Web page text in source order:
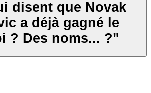
disent que Novak
a déjà gagné le
? Des noms... ?"